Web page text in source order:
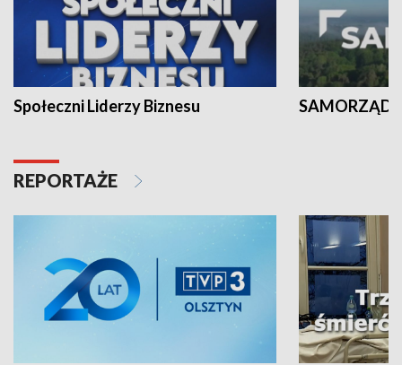
Społeczni Liderzy Biznesu SAMORZĄD
REPORTAŻE